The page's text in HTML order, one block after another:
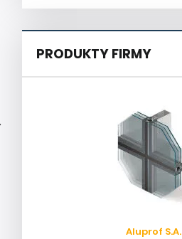
PRODUKTY FIRMY
Aluprof S.A.